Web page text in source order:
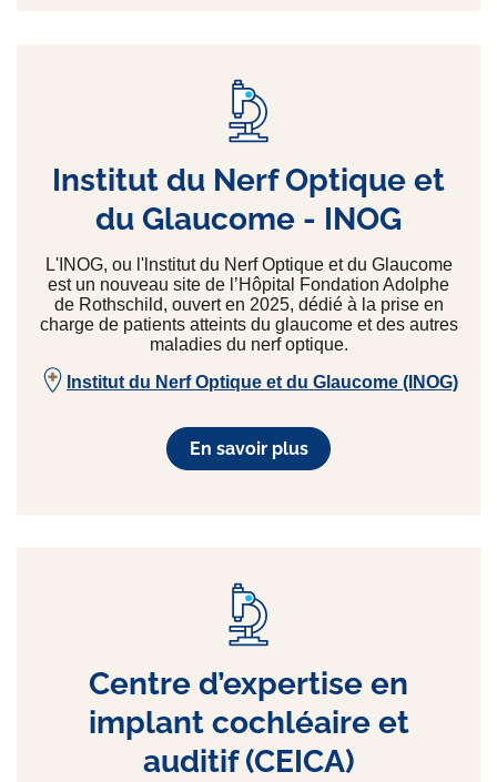
Institut du Nerf Optique et
du Glaucome - INOG
L'INOG, ou l'lnstitut du Nerf Optique et du Glaucome
est un nouveau site de l’Hôpital Fondation Adolphe
de Rothschild, ouvert en 2025, dédié à la prise en
charge de patients atteints du glaucome et des autres
maladies du nerf optique.
Institut du Nerf Optique et du Glaucome (INOG)
En savoir plus
Centre d’expertise en
implant cochléaire et
auditif (CEICA)